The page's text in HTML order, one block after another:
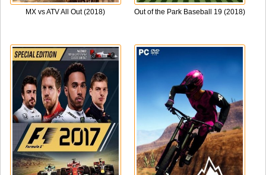
MX vs ATV All Out (2018) Out of the Park Baseball 19 (2018)